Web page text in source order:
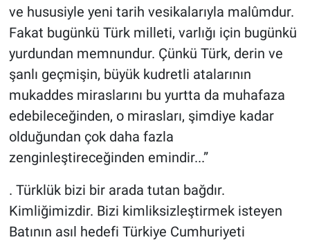
ve hususiyle yeni tarih vesikalarıyla malûmdur.
Fakat bugünkü Türk milleti, varlığı için bugünkü
yurdundan memnundur. Çünkü Türk, derin ve
şanlı geçmişin, büyük kudretli atalarının
mukaddes miraslarını bu yurtta da muhafaza
edebileceğinden, o mirasları, şimdiye kadar
olduğundan çok daha fazla
zenginleştireceğinden emindir...”
. Türklük bizi bir arada tutan bağdır.
Kimliğimizdir. Bizi kimliksizleştirmek isteyen
Batının asıl hedefi Türkiye Cumhuriyeti